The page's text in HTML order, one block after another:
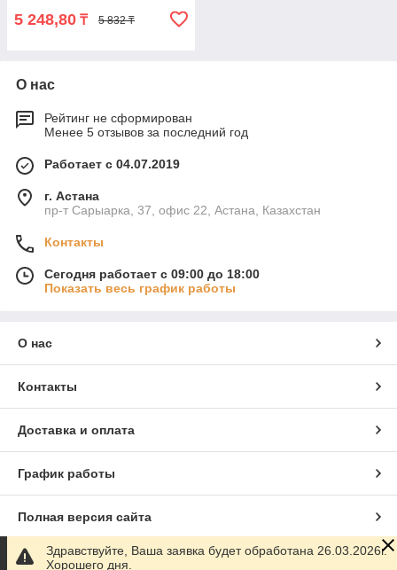
5 248,80 ₸ 5 832 ₸
О нас
Рейтинг не сформирован
Менее 5 отзывов за последний год
Работает с 04.07.2019
г. Астана
пр-т Сарыарка, 37, офис 22, Астана, Казахстан
Контакты
Сегодня работает с 09:00 до 18:00
Показать весь график работы
О нас
Контакты
Доставка и оплата
График работы
Полная версия сайта
Сайт создан на маркетплейсе Satu.kz
Здравствуйте, Ваша заявка будет обработана 26.03.2026г.
Хорошего дня.